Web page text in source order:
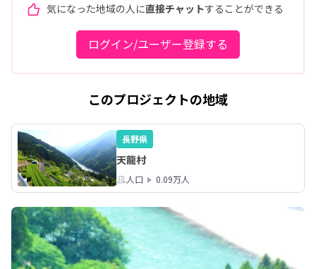
気になった地域の人に直接チャットすることができる
ログイン/ユーザー登録する
このプロジェクトの地域
長野県
天龍村
人口 0.09万人